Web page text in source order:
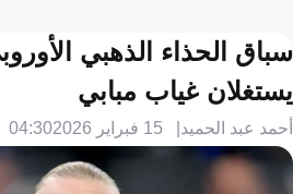
سباق الحذاء الذهبي
يستغلان غياب مبابي
أحمد عبد الحميد 15 فبراير 2026 04:30